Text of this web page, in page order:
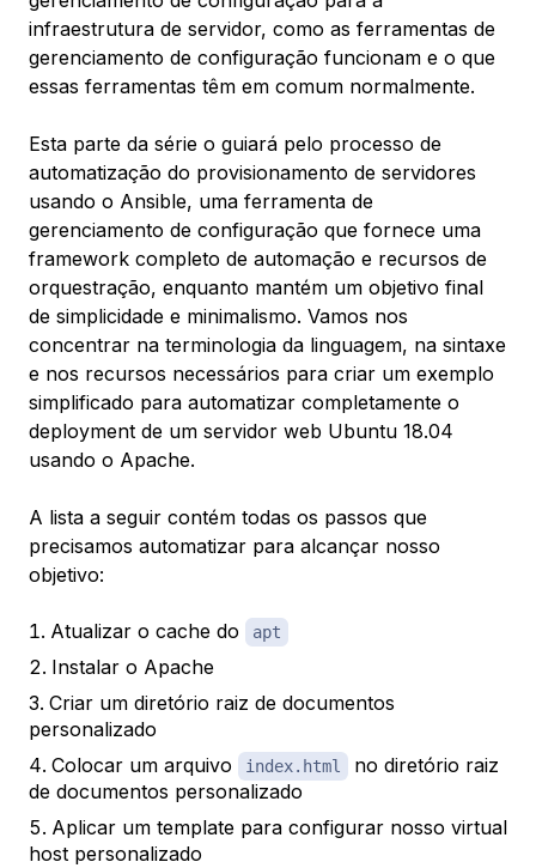
infraestrutura de servidor, como as ferramentas de
gerenciamento de configuração funcionam e o que
essas ferramentas têm em comum normalmente.
Esta parte da série o guiará pelo processo de
automatização do provisionamento de servidores
usando o Ansible, uma ferramenta de
gerenciamento de configuração que fornece uma
framework completo de automação e recursos de
orquestração, enquanto mantém um objetivo final
de simplicidade e minimalismo. Vamos nos
concentrar na terminologia da linguagem, na sintaxe
e nos recursos necessários para criar um exemplo
simplificado para automatizar completamente o
deployment de um servidor web Ubuntu 18.04
usando o Apache.
A lista a seguir contém todas os passos que
precisamos automatizar para alcançar nosso
objetivo:
Atualizar o cache do apt
Instalar o Apache
Criar um diretório raiz de documentos
personalizado
Colocar um arquivo
index.html
no diretório raiz
de documentos personalizado
Aplicar um template para configurar nosso virtual
host personalizado